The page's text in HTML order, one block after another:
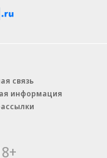
связь
информация